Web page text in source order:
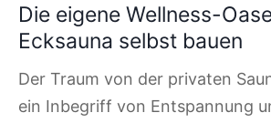
Die eigene Wellness-
Ecksauna selbst bauen
Der Traum von der privaten
ein Inbegriff von Entspannung